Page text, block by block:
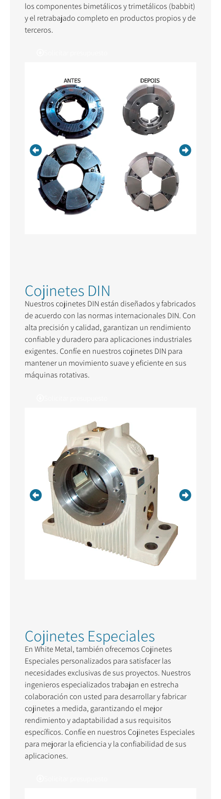
los componentes bimetálicos y trimetálicos (babbit)
y el retrabajado completo en productos propios y de
terceros.
Cojinetes DIN
Nuestros cojinetes DIN están diseñados y fabricados
de acuerdo con las normas internacionales DIN. Con
alta precisión y calidad, garantizan un rendimiento
confiable y duradero para aplicaciones industriales
exigentes. Confíe en nuestros cojinetes DIN para
mantener un movimiento suave y eficiente en sus
máquinas rotativas.
Cojinetes Especiales
En White Metal, también ofrecemos Cojinetes
Especiales personalizados para satisfacer las
necesidades exclusivas de sus proyectos. Nuestros
ingenieros especializados trabajan en estrecha
colaboración con usted para desarrollar y fabricar
cojinetes a medida, garantizando el mejor
rendimiento y adaptabilidad a sus requisitos
específicos. Confíe en nuestros Cojinetes Especiales
para mejorar la eficiencia y la confiabilidad de sus
aplicaciones.